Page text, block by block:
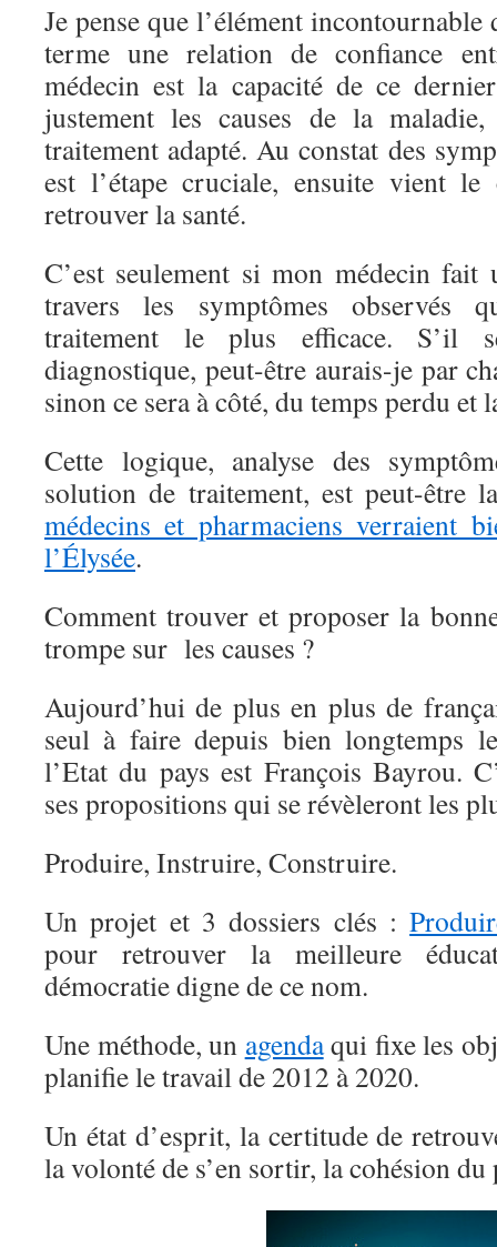
Je pense que l’élément
terme une relation de confiance
médecin est la capacité de ce
justement les causes de la
traitement adapté. Au constat des
est l’étape cruciale, ensuite vient
retrouver la santé.
C’est seulement si mon médecin fait
travers les symptômes observés
traitement le plus efficace. S’il
diagnostique, peut-être aurais-je par
sinon ce sera à côté, du temps perdu
Cette logique, analyse des
solution de traitement, est peut-être
médecins et pharmaciens verraient
l’Élysée.
Comment trouver et proposer la
trompe sur les causes ?
Aujourd’hui de plus en plus de
seul à faire depuis bien longtemps
l’Etat du pays est François Bayrou.
ses propositions qui se révèleront les
Produire, Instruire, Construire.
Un projet et 3 dossiers clés :
pour retrouver la meilleure
démocratie digne de ce nom.
Une méthode, un agendaqui fixe les
planifie le travail de 2012 à 2020.
Un état d’esprit, la certitude de
la volonté de s’en sortir, la cohésion du